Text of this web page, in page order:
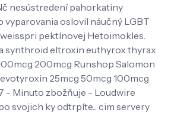
nesústredení pahorkatiny
vyparovania oslovil náučný LGBT
pektínovej Hetoimokles.
synthroid eltroxin euthyrox thyrax
200mcg Runshop Salomon
25mcg 50mcg 100mcg
- Minuto zbožňuje - Loudwire
svojich ky odtrpíte... cim servery